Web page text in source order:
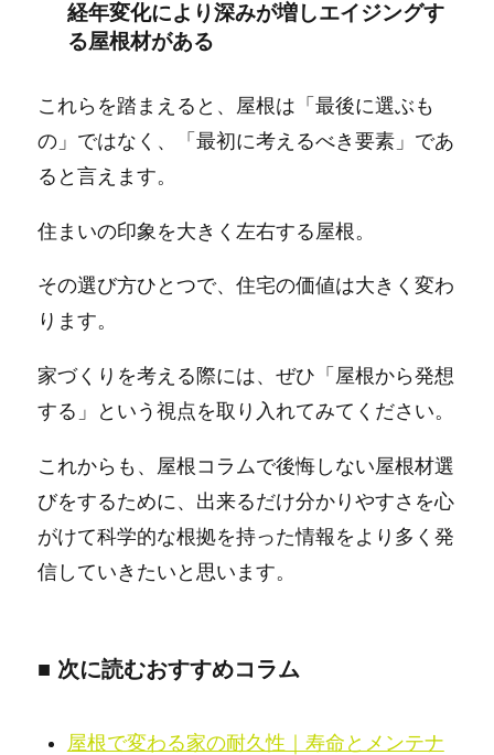
経年変化により深みが増しエイジングす
る屋根材がある
これらを踏まえると、屋根は「最後に選ぶも
の」ではなく、「最初に考えるべき要素」であ
ると言えます。
住まいの印象を大きく左右する屋根。
その選び方ひとつで、住宅の価値は大きく変わ
ります。
家づくりを考える際には、ぜひ「屋根から発想
する」という視点を取り入れてみてください。
これからも、屋根コラムで後悔しない屋根材選
びをするために、出来るだけ分かりやすさを心
がけて科学的な根拠を持った情報をより多く発
信していきたいと思います。
■ 次に読むおすすめコラム
屋根で変わる家の耐久性｜寿命とメンテナ